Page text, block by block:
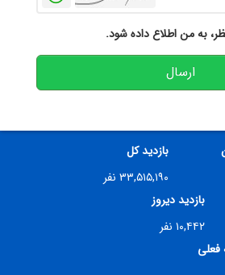
به من اطلاع داده شود.
ارسال
بازدید کل
۳۳,۵۱۵,۱۹۰ نفر
بازدید دیروز
۱۰,۴۴۲ نفر
فعلی